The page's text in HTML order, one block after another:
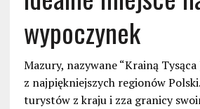
wypoczynek
Mazury, nazywane “Krainą Tysąca
z najpiękniejszych regionów
turystów z kraju i zza granicy